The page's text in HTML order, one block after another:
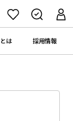
とは 採用情報